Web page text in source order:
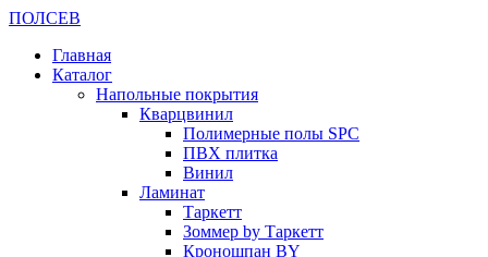
ПОЛСЕВ
Главная
Каталог
Напольные покрытия
Кварцвинил
Полимерные полы SPC
ПВХ плитка
Винил
Ламинат
Таркетт
Зоммер by Таркетт
Кроношпан BY